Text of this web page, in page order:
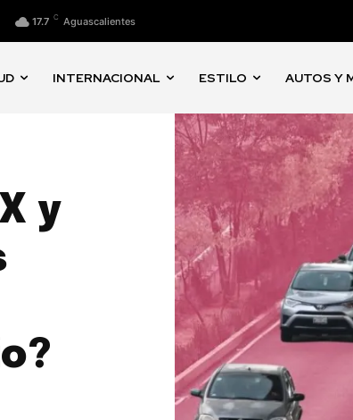
17.7 C Aguascalientes
INTERNACIONAL ESTILO AUTOS Y
y